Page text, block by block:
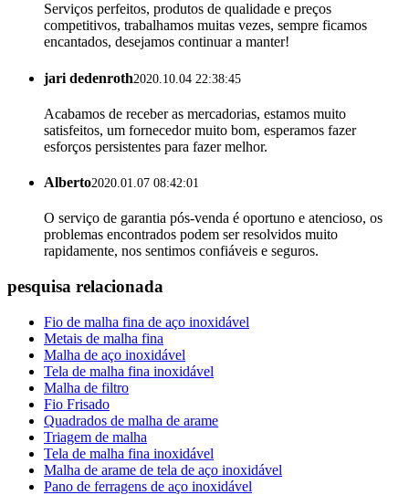
Serviços perfeitos, produtos de qualidade e preços
competitivos, trabalhamos muitas vezes, sempre ficamos
encantados, desejamos continuar a manter!
jari dedenroth2020.10.04 22:38:45
Acabamos de receber as mercadorias, estamos muito
satisfeitos, um fornecedor muito bom, esperamos fazer
esforços persistentes para fazer melhor.
Alberto2020.01.07 08:42:01
O serviço de garantia pós-venda é oportuno e atencioso, os
problemas encontrados podem ser resolvidos muito
rapidamente, nos sentimos confiáveis ​​e seguros.
pesquisa relacionada
Fio de malha fina de aço inoxidável
Metais de malha fina
Malha de aço inoxidável
Tela de malha fina inoxidável
Malha de filtro
Fio Frisado
Quadrados de malha de arame
Triagem de malha
Tela de malha fina inoxidável
Malha de arame de tela de aço inoxidável
Pano de ferragens de aço inoxidável